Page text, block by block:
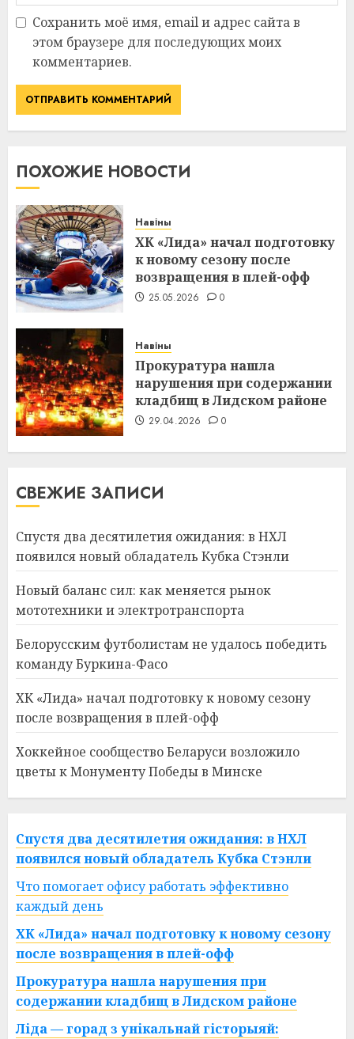
Сохранить моё имя, email и адрес сайта в
этом браузере для последующих моих
комментариев.
ПОХОЖИЕ НОВОСТИ
Навіны
ХК «Лида» начал подготовку
к новому сезону после
возвращения в плей-офф
25.05.2026 0
Навіны
Прокуратура нашла
нарушения при содержании
кладбищ в Лидском районе
29.04.2026 0
СВЕЖИЕ ЗАПИСИ
Спустя два десятилетия ожидания: в НХЛ
появился новый обладатель Кубка Стэнли
Новый баланс сил: как меняется рынок
мототехники и электротранспорта
Белорусским футболистам не удалось победить
команду Буркина-Фасо
ХК «Лида» начал подготовку к новому сезону
после возвращения в плей-офф
Хоккейное сообщество Беларуси возложило
цветы к Монументу Победы в Минске
Спустя два десятилетия ожидания: в НХЛ
появился новый обладатель Кубка Стэнли
Что помогает офису работать эффективно
каждый день
ХК «Лида» начал подготовку к новому сезону
после возвращения в плей-офф
Прокуратура нашла нарушения при
содержании кладбищ в Лидском районе
Ліда — горад з унікальнай гісторыяй: